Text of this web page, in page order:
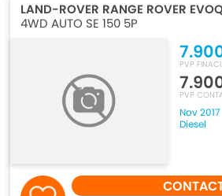
LAND-ROVER RANGE ROVER
4WD AUTO SE 150 5P
PVP
PVP
Nov 2017
Diesel